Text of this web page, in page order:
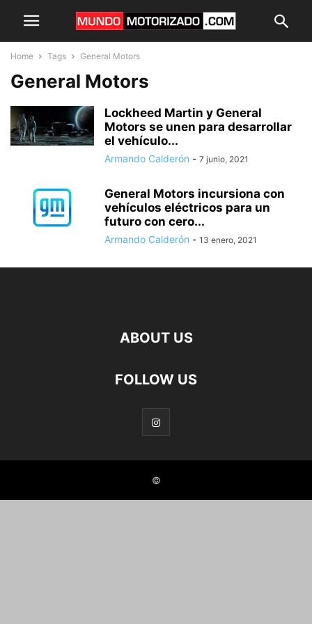
Home Tags General Motors
General Motors
Lockheed Martin y General
Motors se unen para desarrollar
el vehículo...
Armando Calderón - 7 junio, 2021
General Motors incursiona con
vehículos eléctricos para un
futuro con cero...
Armando Calderón - 13 enero, 2021
ABOUT US
FOLLOW US
©